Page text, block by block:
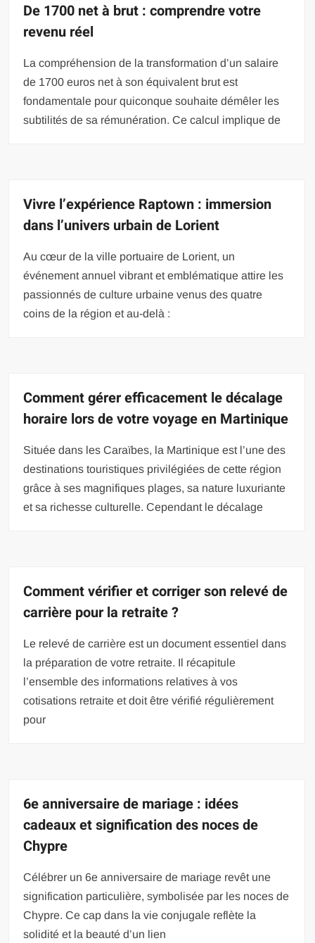
De 1700 net à brut : comprendre votre
revenu réel
La compréhension de la transformation d’un salaire
de 1700 euros net à son équivalent brut est
fondamentale pour quiconque souhaite démêler les
subtilités de sa rémunération. Ce calcul implique de
Vivre l’expérience Raptown : immersion
dans l’univers urbain de Lorient
Au cœur de la ville portuaire de Lorient, un
événement annuel vibrant et emblématique attire les
passionnés de culture urbaine venus des quatre
coins de la région et au-delà :
Comment gérer efficacement le décalage
horaire lors de votre voyage en Martinique
Située dans les Caraïbes, la Martinique est l’une des
destinations touristiques privilégiées de cette région
grâce à ses magnifiques plages, sa nature luxuriante
et sa richesse culturelle. Cependant le décalage
Comment vérifier et corriger son relevé de
carrière pour la retraite ?
Le relevé de carrière est un document essentiel dans
la préparation de votre retraite. Il récapitule
l’ensemble des informations relatives à vos
cotisations retraite et doit être vérifié régulièrement
pour
6e anniversaire de mariage : idées
cadeaux et signification des noces de
Chypre
Célébrer un 6e anniversaire de mariage revêt une
signification particulière, symbolisée par les noces de
Chypre. Ce cap dans la vie conjugale reflète la
solidité et la beauté d’un lien